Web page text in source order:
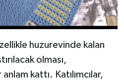
huzurevinde kalan
olması,
kattı. Katılımcılar,